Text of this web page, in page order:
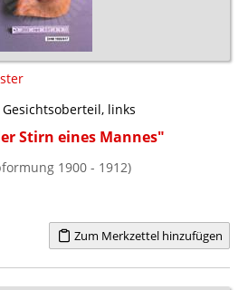
links
Stirn eines Mannes"
1900 - 1912)
Zum Merkzettel hinzufügen